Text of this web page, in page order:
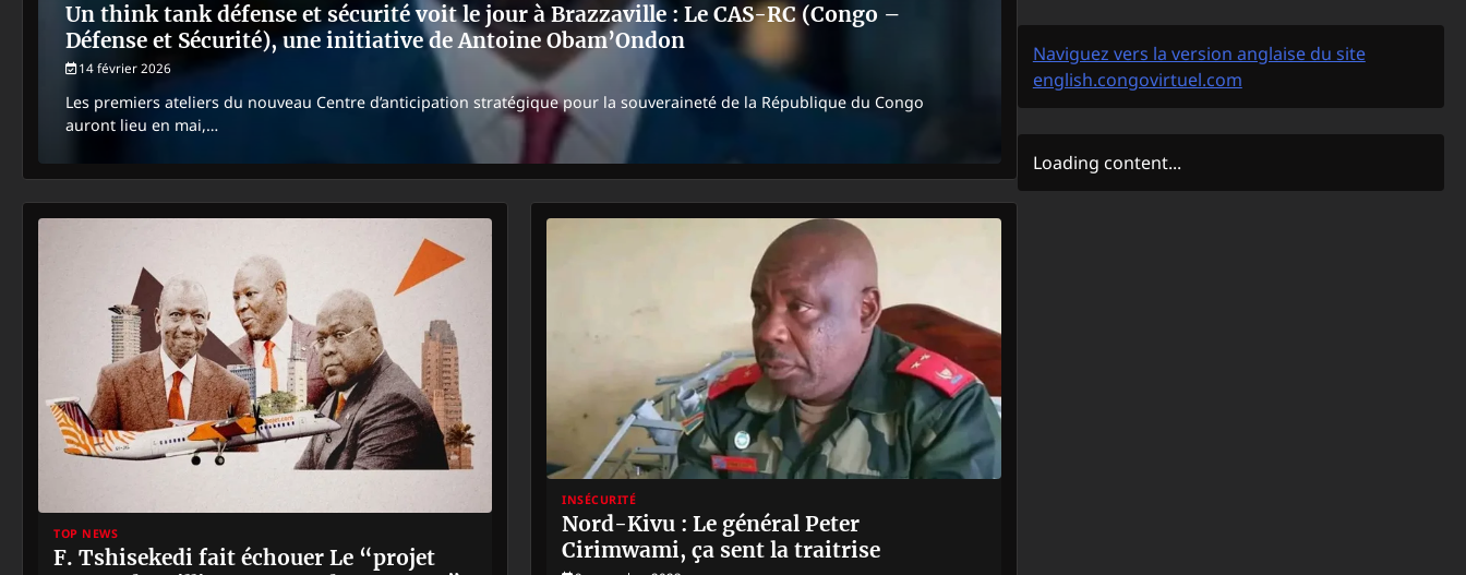
Un think tank défense et sécurité voit le jour à Brazzaville : Le CAS-RC (Congo –
Défense et Sécurité), une initiative de Antoine Obam’Ondon
14 février 2026
Les premiers ateliers du nouveau Centre d’anticipation stratégique pour la souveraineté de la République du Congo
auront lieu en mai,…
TOP NEWS
F. Tshisekedi fait échouer Le “projet
INSÉCURITÉ
Nord-Kivu : Le général Peter
Cirimwami, ça sent la traitrise
Naviguez vers la version anglaise du site
english.congovirtuel.com
Loading content...